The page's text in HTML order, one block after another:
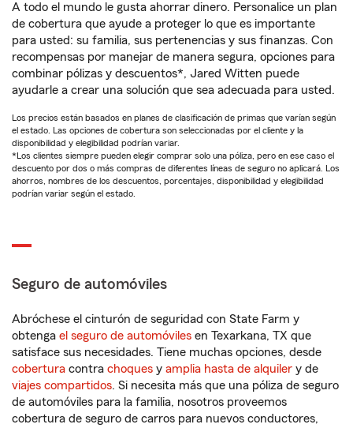
A todo el mundo le gusta ahorrar dinero. Personalice un plan
de cobertura que ayude a proteger lo que es importante
para usted: su familia, sus pertenencias y sus finanzas. Con
recompensas por manejar de manera segura, opciones para
combinar pólizas y descuentos*, Jared Witten puede
ayudarle a crear una solución que sea adecuada para usted.
Los precios están basados en planes de clasificación de primas que varían según
el estado. Las opciones de cobertura son seleccionadas por el cliente y la
disponibilidad y elegibilidad podrían variar.
*Los clientes siempre pueden elegir comprar solo una póliza, pero en ese caso el
descuento por dos o más compras de diferentes líneas de seguro no aplicará. Los
ahorros, nombres de los descuentos, porcentajes, disponibilidad y elegibilidad
podrían variar según el estado.
Seguro de automóviles
Abróchese el cinturón de seguridad con State Farm y
obtenga el seguro de automóviles en Texarkana, TX que
satisface sus necesidades. Tiene muchas opciones, desde
cobertura contra choques y amplia hasta de alquiler y de
viajes compartidos. Si necesita más que una póliza de seguro
de automóviles para la familia, nosotros proveemos
cobertura de seguro de carros para nuevos conductores,